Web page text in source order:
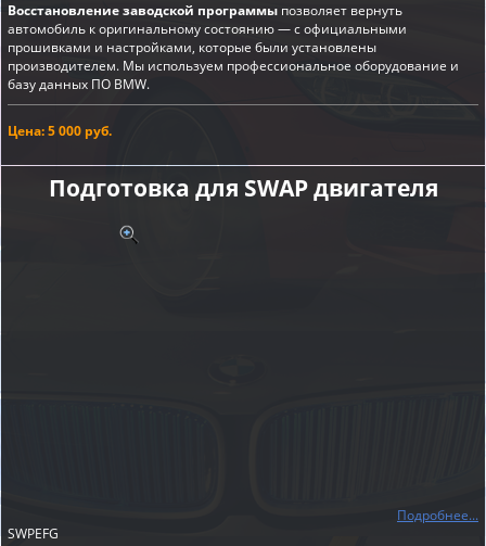
Восстановление заводской программы позволяет вернуть
автомобиль к оригинальному состоянию — с официальными
прошивками и настройками, которые были установлены
производителем. Мы используем профессиональное оборудование и
базу данных ПО BMW.
Цена: 5 000 руб.
Подготовка для SWAP двигателя
Подробнее...
SWPEFG